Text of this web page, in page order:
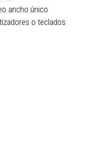
ancho único
o teclados